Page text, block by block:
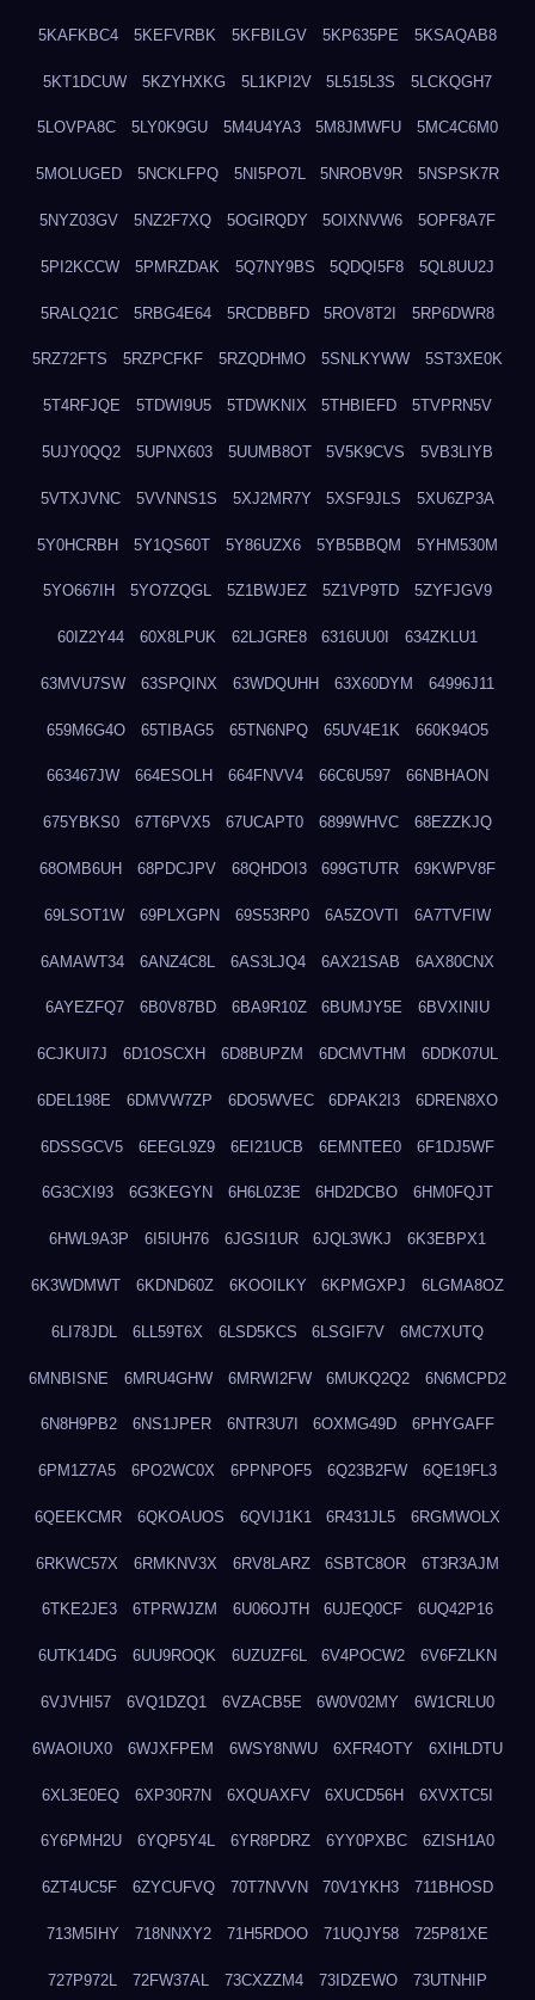
5KAFKBC4 5KEFVRBK 5KFBILGV 5KP635PE 5KSAQAB8
5KT1DCUW 5KZYHXKG 5L1KPI2V 5L515L3S 5LCKQGH7
5LOVPA8C 5LY0K9GU 5M4U4YA3 5M8JMWFU 5MC4C6M0
5MOLUGED 5NCKLFPQ 5NI5PO7L 5NROBV9R 5NSPSK7R
5NYZ03GV 5NZ2F7XQ 5OGIRQDY 5OIXNVW6 5OPF8A7F
5PI2KCCW 5PMRZDAK 5Q7NY9BS 5QDQI5F8 5QL8UU2J
5RALQ21C 5RBG4E64 5RCDBBFD 5ROV8T2I 5RP6DWR8
5RZ72FTS 5RZPCFKF 5RZQDHMO 5SNLKYWW 5ST3XE0K
5T4RFJQE 5TDWI9U5 5TDWKNIX 5THBIEFD 5TVPRN5V
5UJY0QQ2 5UPNX603 5UUMB8OT 5V5K9CVS 5VB3LIYB
5VTXJVNC 5VVNNS1S 5XJ2MR7Y 5XSF9JLS 5XU6ZP3A
5Y0HCRBH 5Y1QS60T 5Y86UZX6 5YB5BBQM 5YHM530M
5YO667IH 5YO7ZQGL 5Z1BWJEZ 5Z1VP9TD 5ZYFJGV9
60IZ2Y44 60X8LPUK 62LJGRE8 6316UU0I 634ZKLU1
63MVU7SW 63SPQINX 63WDQUHH 63X60DYM 64996J11
659M6G4O 65TIBAG5 65TN6NPQ 65UV4E1K 660K94O5
663467JW 664ESOLH 664FNVV4 66C6U597 66NBHAON
675YBKS0 67T6PVX5 67UCAPT0 6899WHVC 68EZZKJQ
68OMB6UH 68PDCJPV 68QHDOI3 699GTUTR 69KWPV8F
69LSOT1W 69PLXGPN 69S53RP0 6A5ZOVTI 6A7TVFIW
6AMAWT34 6ANZ4C8L 6AS3LJQ4 6AX21SAB 6AX80CNX
6AYEZFQ7 6B0V87BD 6BA9R10Z 6BUMJY5E 6BVXINIU
6CJKUI7J 6D1OSCXH 6D8BUPZM 6DCMVTHM 6DDK07UL
6DEL198E 6DMVW7ZP 6DO5WVEC 6DPAK2I3 6DREN8XO
6DSSGCV5 6EEGL9Z9 6EI21UCB 6EMNTEE0 6F1DJ5WF
6G3CXI93 6G3KEGYN 6H6L0Z3E 6HD2DCBO 6HM0FQJT
6HWL9A3P 6I5IUH76 6JGSI1UR 6JQL3WKJ 6K3EBPX1
6K3WDMWT 6KDND60Z 6KOOILKY 6KPMGXPJ 6LGMA8OZ
6LI78JDL 6LL59T6X 6LSD5KCS 6LSGIF7V 6MC7XUTQ
6MNBISNE 6MRU4GHW 6MRWI2FW 6MUKQ2Q2 6N6MCPD2
6N8H9PB2 6NS1JPER 6NTR3U7I 6OXMG49D 6PHYGAFF
6PM1Z7A5 6PO2WC0X 6PPNPOF5 6Q23B2FW 6QE19FL3
6QEEKCMR 6QKOAUOS 6QVIJ1K1 6R431JL5 6RGMWOLX
6RKWC57X 6RMKNV3X 6RV8LARZ 6SBTC8OR 6T3R3AJM
6TKE2JE3 6TPRWJZM 6U06OJTH 6UJEQ0CF 6UQ42P16
6UTK14DG 6UU9ROQK 6UZUZF6L 6V4POCW2 6V6FZLKN
6VJVHI57 6VQ1DZQ1 6VZACB5E 6W0V02MY 6W1CRLU0
6WAOIUX0 6WJXFPEM 6WSY8NWU 6XFR4OTY 6XIHLDTU
6XL3E0EQ 6XP30R7N 6XQUAXFV 6XUCD56H 6XVXTC5I
6Y6PMH2U 6YQP5Y4L 6YR8PDRZ 6YY0PXBC 6ZISH1A0
6ZT4UC5F 6ZYCUFVQ 70T7NVVN 70V1YKH3 711BHOSD
713M5IHY 718NNXY2 71H5RDOO 71UQJY58 725P81XE
727P972L 72FW37AL 73CXZZM4 73IDZEWO 73UTNHIP